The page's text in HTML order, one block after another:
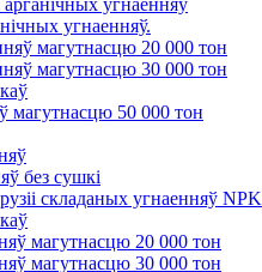
угнаенняў
угнаенняў.
магутнасцю 20 000 тон
магутнасцю 30 000 тон
магутнасцю 50 000 тон
без сушкі
складаных угнаенняў NPK
магутнасцю 20 000 тон
магутнасцю 30 000 тон